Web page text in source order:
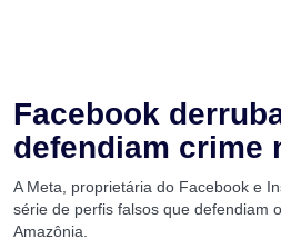
Facebook
defendiam crime
A Meta, proprietária do Facebook e
série de perfis falsos que defendiam
Amazônia.